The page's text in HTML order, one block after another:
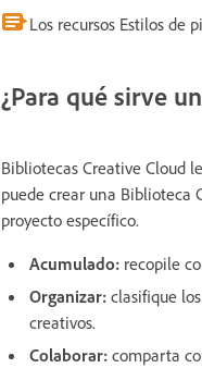
Los recursos Estilos de
¿Para qué sirve
Bibliotecas Creative Cloud
puede crear una Biblioteca
proyecto específico.
Acumulado: recopile
Organizar: clasifique
creativos.
Colaborar: comparta